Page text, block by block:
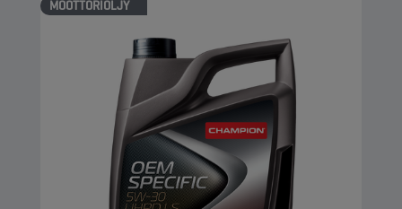
MOOTTORIÖLJY